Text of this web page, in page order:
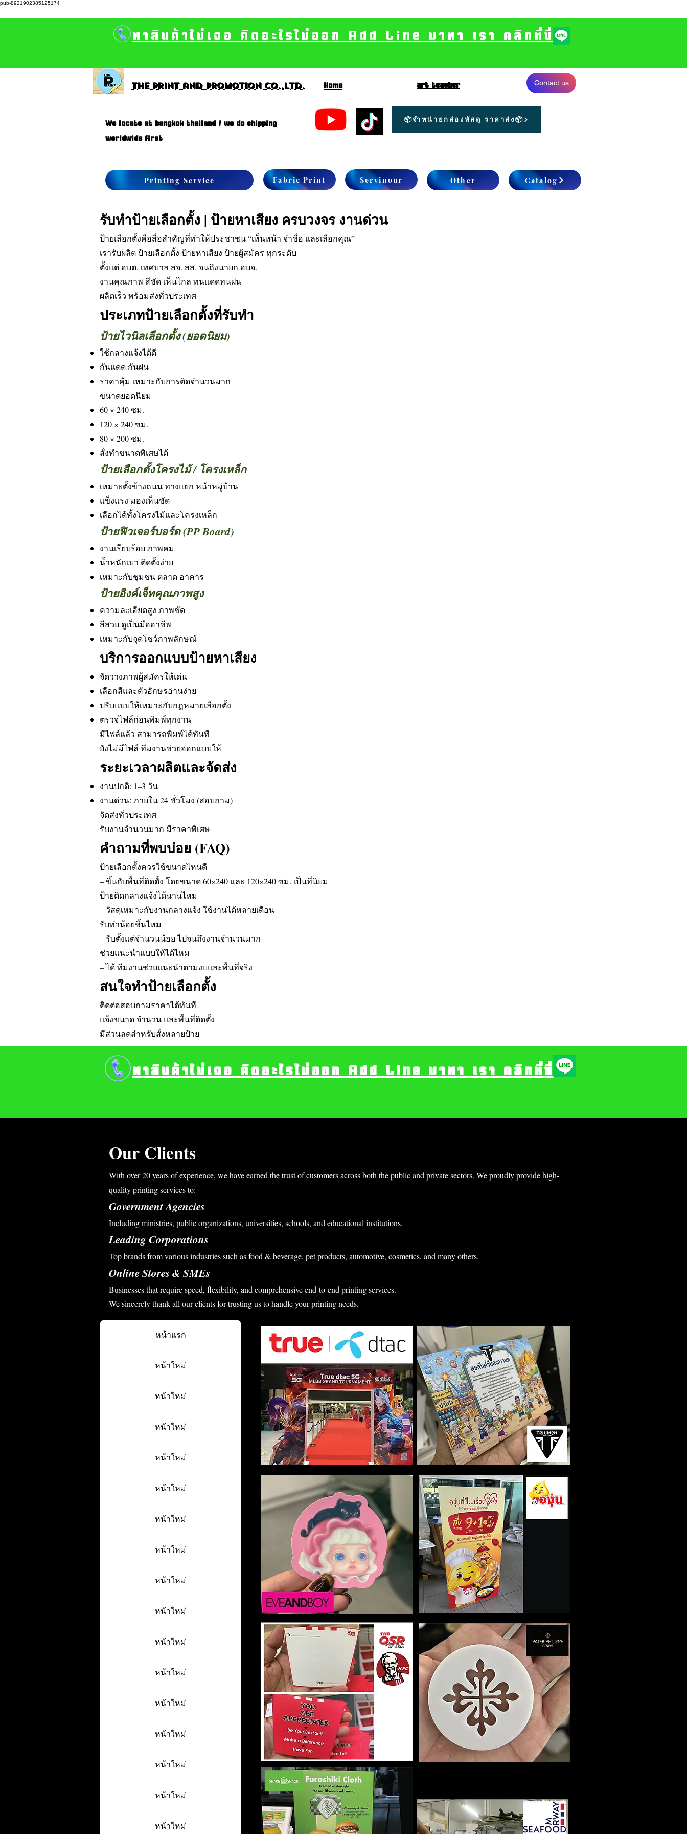
pub-8921902385125174
หาสินค้าไม่เจอ คิดอะไรไม่ออก Add Line มาหา เรา คลิกที่นี่
The print and promotion CO.,Ltd. Home art teacher Contact us
We locate at bangkok thailand / we do shipping
worldwide first
📦จำหน่ายกล่องพัสดุ ราคาส่ง📦
Printing Service Fabric Print Servinour Other Catalog
รับทำป้ายเลือกตั้ง | ป้ายหาเสียง ครบวงจร งานด่วน
ป้ายเลือกตั้งคือสื่อสำคัญที่ทำให้ประชาชน “เห็นหน้า จำชื่อ และเลือกคุณ”
เรารับผลิต ป้ายเลือกตั้ง ป้ายหาเสียง ป้ายผู้สมัคร ทุกระดับ
ตั้งแต่ อบต. เทศบาล สจ. สส. จนถึงนายก อบจ.
งานคุณภาพ สีชัด เห็นไกล ทนแดดทนฝน
ผลิตเร็ว พร้อมส่งทั่วประเทศ
ประเภทป้ายเลือกตั้งที่รับทำ
ป้ายไวนิลเลือกตั้ง (ยอดนิยม)
ใช้กลางแจ้งได้ดี
กันแดด กันฝน
ราคาคุ้ม เหมาะกับการติดจำนวนมาก
ขนาดยอดนิยม
60 × 240 ซม.
120 × 240 ซม.
80 × 200 ซม.
สั่งทำขนาดพิเศษได้
ป้ายเลือกตั้งโครงไม้ / โครงเหล็ก
เหมาะตั้งข้างถนน ทางแยก หน้าหมู่บ้าน
แข็งแรง มองเห็นชัด
เลือกได้ทั้งโครงไม้และโครงเหล็ก
ป้ายฟิวเจอร์บอร์ด (PP Board)
งานเรียบร้อย ภาพคม
น้ำหนักเบา ติดตั้งง่าย
เหมาะกับชุมชน ตลาด อาคาร
ป้ายอิงค์เจ็ทคุณภาพสูง
ความละเอียดสูง ภาพชัด
สีสวย ดูเป็นมืออาชีพ
เหมาะกับจุดโชว์ภาพลักษณ์
บริการออกแบบป้ายหาเสียง
จัดวางภาพผู้สมัครให้เด่น
เลือกสีและตัวอักษรอ่านง่าย
ปรับแบบให้เหมาะกับกฎหมายเลือกตั้ง
ตรวจไฟล์ก่อนพิมพ์ทุกงาน
มีไฟล์แล้ว สามารถพิมพ์ได้ทันที
ยังไม่มีไฟล์ ทีมงานช่วยออกแบบให้
ระยะเวลาผลิตและจัดส่ง
งานปกติ: 1–3 วัน
งานด่วน: ภายใน 24 ชั่วโมง (สอบถาม)
จัดส่งทั่วประเทศ
รับงานจำนวนมาก มีราคาพิเศษ
คำถามที่พบบ่อย (FAQ)
ป้ายเลือกตั้งควรใช้ขนาดไหนดี
– ขึ้นกับพื้นที่ติดตั้ง โดยขนาด 60×240 และ 120×240 ซม. เป็นที่นิยม
ป้ายติดกลางแจ้งได้นานไหม
– วัสดุเหมาะกับงานกลางแจ้ง ใช้งานได้หลายเดือน
รับทำน้อยชิ้นไหม
– รับตั้งแต่จำนวนน้อย ไปจนถึงงานจำนวนมาก
ช่วยแนะนำแบบให้ได้ไหม
– ได้ ทีมงานช่วยแนะนำตามงบและพื้นที่จริง
สนใจทำป้ายเลือกตั้ง
ติดต่อสอบถามราคาได้ทันที
แจ้งขนาด จำนวน และพื้นที่ติดตั้ง
มีส่วนลดสำหรับสั่งหลายป้าย
Our Clients
With over 20 years of experience, we have earned the trust of customers across both the public and private sectors. We proudly provide high-
quality printing services to:
Government Agencies
Including ministries, public organizations, universities, schools, and educational institutions.
Leading Corporations
Top brands from various industries such as food & beverage, pet products, automotive, cosmetics, and many others.
Online Stores & SMEs
Businesses that require speed, flexibility, and comprehensive end-to-end printing services.
We sincerely thank all our clients for trusting us to handle your printing needs.
หน้าแรก
หน้าใหม่
หน้าใหม่
หน้าใหม่
หน้าใหม่
หน้าใหม่
หน้าใหม่
หน้าใหม่
หน้าใหม่
หน้าใหม่
หน้าใหม่
หน้าใหม่
หน้าใหม่
หน้าใหม่
หน้าใหม่
หน้าใหม่
หน้าใหม่
หาสินค้าไม่เจอ คิดอะไรไม่ออก Add Line มาหา เรา คลิกที่นี่